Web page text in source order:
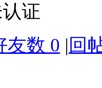
证
友数 0 | 回